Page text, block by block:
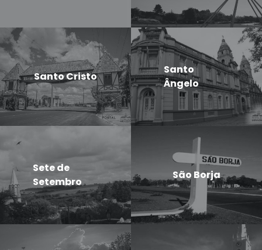
Santo Cristo
Santo
Ângelo
Sete de
Setembro
São Borja